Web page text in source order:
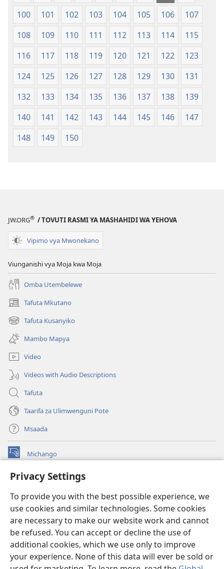
Privacy Settings
To provide you with the best possible experience, we
use cookies and similar technologies. Some cookies
are necessary to make our website work and cannot
be refused. You can accept or decline the use of
additional cookies, which we use only to improve
your experience. None of this data will ever be sold or
100
101 102 103 104 105 106
107
108
109 110 111 112 113 114
115
116
117 118 119 120 121 122
123
124
125 126 127 128 129 130
131
132
133 134 135 136 137 138
139
140
141 142 143 144 145 146
147
148
149 150
JW.ORG® / TOVUTI RASMI YA MASHAHIDI WA YEHOVA
Vipimo vya Mwonekano
Viunganishi vya Moja kwa Moja
Omba Utembelewe
Tafuta Mkutano
(opens
new
window)
Tafuta Kusanyiko
(opens
new
window)
Mambo Mapya
Video
Videos with Audio Descriptions
Tafuta
Taarifa za Ulimwenguni Pote
Msaada
Michango
(opens
window)Watchtower MAKTABA KWENYE MTANDAO™
new
window)JW Hub ®
(opens
new
window)
®
Watchtower Library